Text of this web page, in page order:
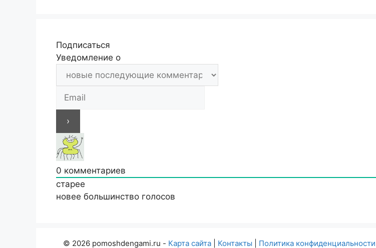
Подписаться
Уведомление о
0 комментариев
старее
новее большинство голосов
© 2026 pomoshdengami.ru - Карта сайта Контакты Политика конфиденциальности